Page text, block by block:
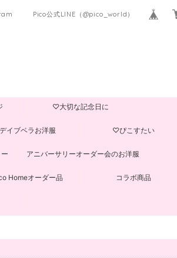
Pico公式LINE（@pico_world）
♡大切な記念日に
イブベラお洋服 ♡ぴこすたい
アニバーサリーオーダー会のお洋服
Homeオーダー品 コラボ商品